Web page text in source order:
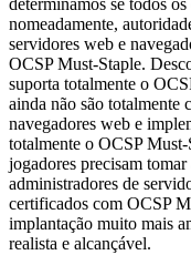
determinamos se todos
nomeadamente,
servidores web e
OCSP Must-Staple.
suporta totalmente o
ainda não são totalmente
navegadores web e
totalmente o OCSP
jogadores precisam
administradores de
certificados com OCSP
implantação muito mais
realista e alcançável.